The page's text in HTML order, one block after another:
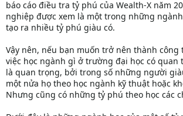
báo cáo điều tra tỷ phú của Wealth-X năm
nghiệp được xem là một trong những
tạo ra nhiều tỷ phú giàu có.
Vậy nên, nếu bạn muốn trở nên thành
việc học ngành gì ở trường đại học có quan
là quan trọng, bởi trong số những người
một nửa họ theo học ngành kỹ thuật hoặc
Nhưng cũng có những tỷ phú theo học các